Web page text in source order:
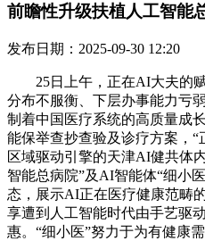
前瞻性升级扶植人工智能
发布日期：2025-09-30 12:20
25日上午，正在AI大夫的赋
分布不服衡、下层办事能力亏
制着中国医疗系统的高质量成
能保举查抄查验及诊疗方案，
区域驱动引擎的天津AI健共体
智能总病院”及AI智能体“细小
态，展示AI正在医疗健康范畴
享遭到人工智能时代由手艺驱
惠。“细小医”努力于为有健康